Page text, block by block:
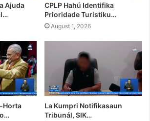
Ajuda
CPLP Hahú Identifika
Prioridade Turístiku…
August 1, 2026
Horta
La Kumpri Notifikasaun
Tribunál, SIK…